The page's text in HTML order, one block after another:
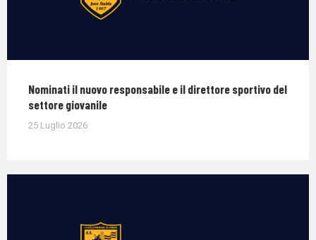
Nominati il nuovo responsabile e il direttore sportivo del
settore giovanile
25 Luglio 2026